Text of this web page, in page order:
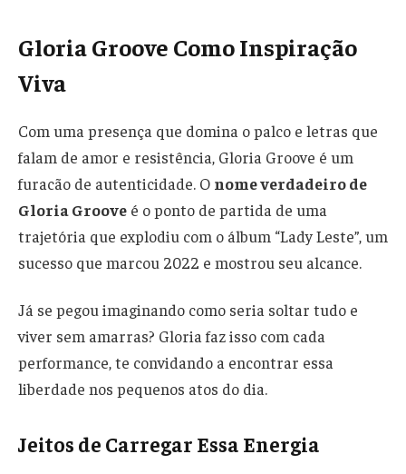
Gloria Groove Como Inspiração
Viva
Com uma presença que domina o palco e letras que
falam de amor e resistência, Gloria Groove é um
furacão de autenticidade. O nome verdadeiro de
Gloria Groove é o ponto de partida de uma
trajetória que explodiu com o álbum “Lady Leste”, um
sucesso que marcou 2022 e mostrou seu alcance.
Já se pegou imaginando como seria soltar tudo e
viver sem amarras? Gloria faz isso com cada
performance, te convidando a encontrar essa
liberdade nos pequenos atos do dia.
Jeitos de Carregar Essa Energia